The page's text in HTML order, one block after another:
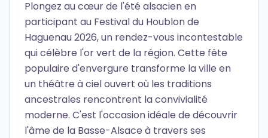
Plongez au cœur de l'été alsacien en
participant au Festival du Houblon de
Haguenau 2026, un rendez-vous incontestable
qui célèbre l'or vert de la région. Cette fête
populaire d'envergure transforme la ville en
un théâtre à ciel ouvert où les traditions
ancestrales rencontrent la convivialité
moderne. C'est l'occasion idéale de découvrir
l'âme de la Basse-Alsace à travers ses